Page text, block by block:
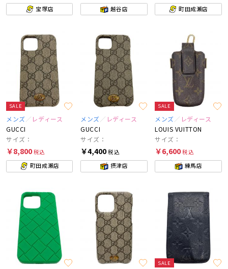
宝塚店
越谷店
町田成瀬店
SALE
メンズ
レディース
GUCCI
サイズ：
￥8,800税込
町田成瀬店
メンズ
レディース
GUCCI
サイズ：
￥4,400税込
摂津店
SALE
メンズ
レディース
LOUIS VUITTON
サイズ：
￥6,600税込
練馬店
SALE